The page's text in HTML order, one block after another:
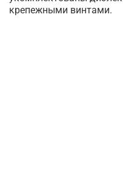
крепежными винтами.